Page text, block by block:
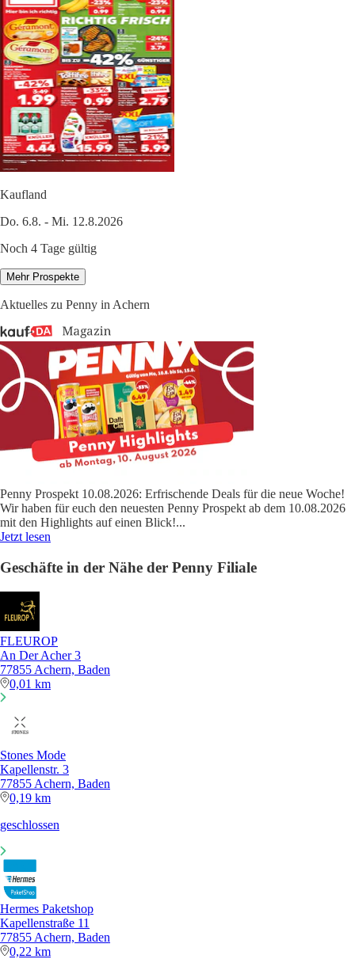
Kaufland
Do. 6.8. - Mi. 12.8.2026
Noch 4 Tage gültig
Mehr Prospekte
Aktuelles zu Penny in Achern
Penny Prospekt 10.08.2026: Erfrischende Deals für die neue Woche!
Wir haben für euch den neuesten Penny Prospekt ab dem 10.08.2026
mit den Highlights auf einen Blick!...
Jetzt lesen
Geschäfte in der Nähe der Penny Filiale
FLEUROP
An Der Acher 3
77855 Achern, Baden
0,01 km
Stones Mode
Kapellenstr. 3
77855 Achern, Baden
0,19 km
geschlossen
Hermes Paketshop
Kapellenstraße 11
77855 Achern, Baden
0,22 km